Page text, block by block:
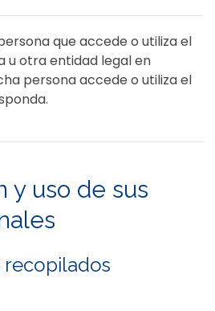
que accede o utiliza el
u otra entidad legal en
persona accede o utiliza el
y uso de sus
recopilados